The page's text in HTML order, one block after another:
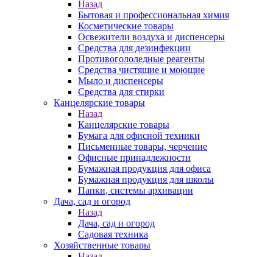
Назад
Бытовая и профессиональная химия
Косметические товары
Освежители воздуха и диспенсеры
Средства для дезинфекции
Противогололедные реагенты
Средства чистящие и моющие
Мыло и диспенсеры
Средства для стирки
Канцелярские товары
Назад
Канцелярские товары
Бумага для офисной техники
Письменные товары, черчение
Офисные принадлежности
Бумажная продукция для офиса
Бумажная продукция для школы
Папки, системы архивации
Дача, сад и огород
Назад
Дача, сад и огород
Садовая техника
Хозяйственные товары